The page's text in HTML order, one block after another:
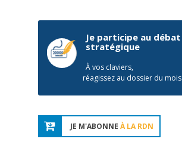
Je participe au débat
stratégique
À vos claviers,
réagissez au dossier du mois
JE M'ABONNE À LA RDN